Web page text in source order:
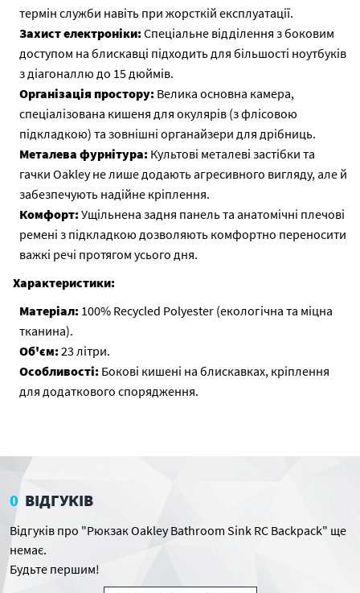
термін служби навіть при жорсткій експлуатації.
Захист електроніки:Спеціальне відділення з боковим
доступом на блискавці підходить для більшості ноутбуків
з діагоналлю до 15 дюймів.
Організація простору: Велика основна камера,
спеціалізована кишеня для окулярів (з флісовою
підкладкою) та зовнішні органайзери для дрібниць.
Металева фурнітура: Культові металеві застібки та
гачки Oakley не лише додають агресивного вигляду, але й
забезпечують надійне кріплення.
Комфорт:Ущільнена задня панель та анатомічні плечові
ремені з підкладкою дозволяють комфортно переносити
важкі речі протягом усього дня.
Характеристики:
Матеріал: 100% Recycled Polyester (екологічна та міцна
тканина).
Об'єм:23 літри.
Особливості: Бокові кишені на блискавках, кріплення
для додаткового спорядження.
0 ВІДГУКІВ
Відгуків про "Рюкзак Oakley Bathroom Sink RC Backpack" ще
немає.
Будьте першим!